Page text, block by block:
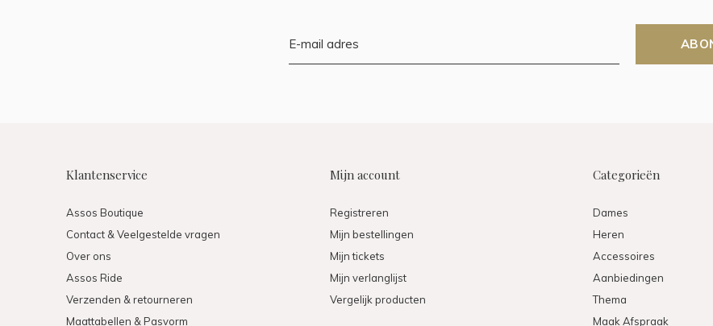
Klantenservice
Assos Boutique
Contact & Veelgestelde vragen
Over ons
Assos Ride
Verzenden & retourneren
Maattabellen & Pasvorm
Mijn account
Registreren
Mijn bestellingen
Mijn tickets
Mijn verlanglijst
Vergelijk producten
Categorieën
Dames
Heren
Accessoires
Aanbiedingen
Thema
Maak Afspraak